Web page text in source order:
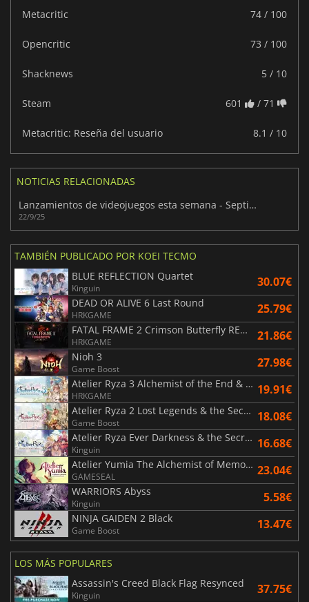
Metacritic
74 / 100
Opencritic 73 / 100
Shacknews 5 / 10
Steam 601 / 71
Metacritic: Reseña del usuario 8.1 / 10
NOTICIAS RELACIONADAS
Lanzamientos de videojuegos esta semana - Septiembre 2025 (Semana 39)
22/9/25
TAMBIÉN PUBLICADO POR KOEI TECMO
BLUE REFLECTION Quartet
Kinguin 30.07€
DEAD OR ALIVE 6 Last Round
HRKGAME 25.79€
FATAL FRAME 2 Crimson Butterfly REMAKE
HRKGAME 21.86€
Nioh 3
Game Boost 27.98€
Atelier Ryza 3 Alchemist of the End & the Secret Key DX
HRKGAME 19.91€
Atelier Ryza 2 Lost Legends & the Secret Fairy DX
Game Boost 18.08€
Atelier Ryza Ever Darkness & the Secret Hideout DX
Kinguin 16.68€
Atelier Yumia The Alchemist of Memories & the Envisioned Land
GAMESEAL 23.04€
WARRIORS Abyss
Kinguin 5.58€
NINJA GAIDEN 2 Black
Game Boost 13.47€
LOS MÁS POPULARES
Assassin's Creed Black Flag Resynced
Kinguin 37.75€